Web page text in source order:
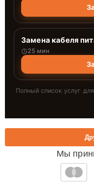
Замена кабеля
25 мин
Полный список услуг
Мы